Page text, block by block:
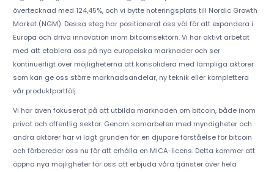
övertecknad med 124,45%, och vi bytte noteringsplats till Nordic Growth
Market (NGM). Dessa steg har positionerat oss väl för att expandera i
Europa och driva innovation inom bitcoinsektorn. Vi har aktivt arbetat
med att etablera oss på nya europeiska marknader och ser
kontinuerligt över möjligheterna att konsolidera med lämpliga aktörer
som kan ge oss större marknadsandelar, ny teknik eller komplettera
vår produktportfölj.
Vi har även fokuserat på att utbilda marknaden om bitcoin, både inom
privat och offentlig sektor. Genom samarbeten med myndigheter och
andra aktörer har vi lagt grunden för en djupare förståelse för bitcoin
och förbereder oss nu för att erhålla en MiCA-licens. Detta kommer att
öppna nya möjligheter för oss att erbjuda våra tjänster över hela